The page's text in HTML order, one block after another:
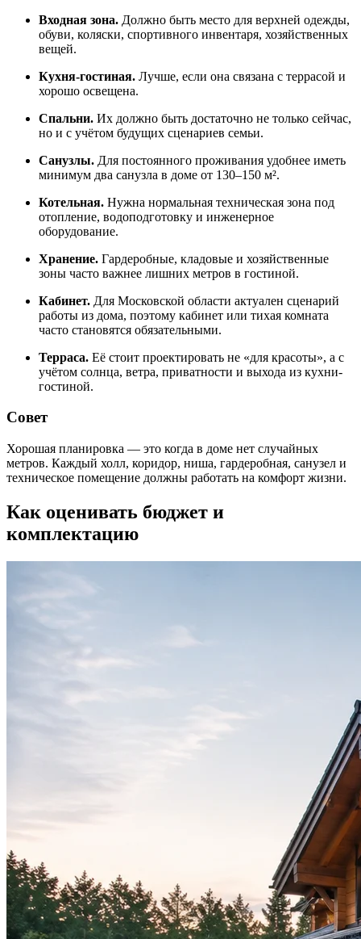
Входная зона. Должно быть место для верхней одежды,
обуви, коляски, спортивного инвентаря, хозяйственных
вещей.
Кухня-гостиная. Лучше, если она связана с террасой и
хорошо освещена.
Спальни. Их должно быть достаточно не только сейчас,
но и с учётом будущих сценариев семьи.
Санузлы. Для постоянного проживания удобнее иметь
минимум два санузла в доме от 130–150 м².
Котельная. Нужна нормальная техническая зона под
отопление, водоподготовку и инженерное
оборудование.
Хранение. Гардеробные, кладовые и хозяйственные
зоны часто важнее лишних метров в гостиной.
Кабинет. Для Московской области актуален сценарий
работы из дома, поэтому кабинет или тихая комната
часто становятся обязательными.
Терраса. Её стоит проектировать не «для красоты», а с
учётом солнца, ветра, приватности и выхода из кухни-
гостиной.
Совет
Хорошая планировка — это когда в доме нет случайных
метров. Каждый холл, коридор, ниша, гардеробная, санузел и
техническое помещение должны работать на комфорт жизни.
Как оценивать бюджет и
комплектацию